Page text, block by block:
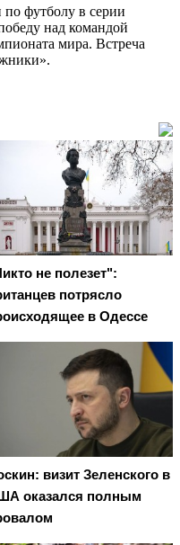
футболу в серии
над командой
мира. Встреча
не полезет":
потрясло
в Одессе
визит Зеленского в
оказался полным